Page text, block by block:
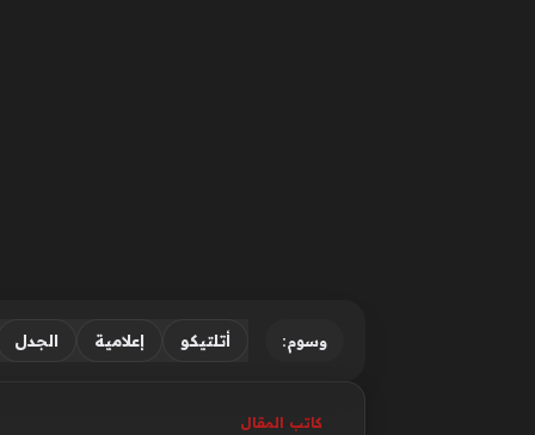
وسوم: أتلتيكو إعلامية الجدل
كاتب المقال